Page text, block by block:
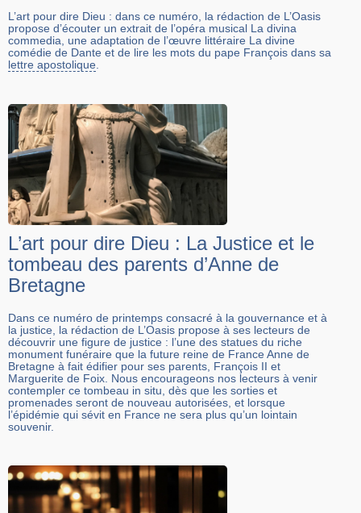
L’art pour dire Dieu : dans ce numéro, la rédaction de L’Oasis
propose d’écouter un extrait de l’opéra musical La divina
commedia, une adaptation de l’œuvre littéraire La divine
comédie de Dante et de lire les mots du pape François dans sa
lettre apostolique.
L’art pour dire Dieu : La Justice et le
tombeau des parents d’Anne de
Bretagne
Dans ce numéro de printemps consacré à la gouvernance et à
la justice, la rédaction de L’Oasis propose à ses lecteurs de
découvrir une figure de justice : l’une des statues du riche
monument funéraire que la future reine de France Anne de
Bretagne à fait édifier pour ses parents, François II et
Marguerite de Foix. Nous encourageons nos lecteurs à venir
contempler ce tombeau in situ, dès que les sorties et
promenades seront de nouveau autorisées, et lorsque
l’épidémie qui sévit en France ne sera plus qu’un lointain
souvenir.